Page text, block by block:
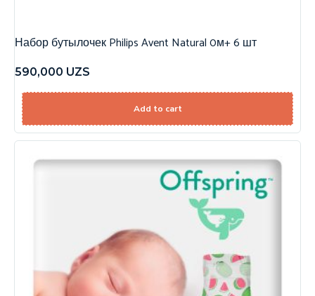
Набор бутылочек Philips Avent Natural 0м+ 6 шт
590,000 UZS
Add to cart